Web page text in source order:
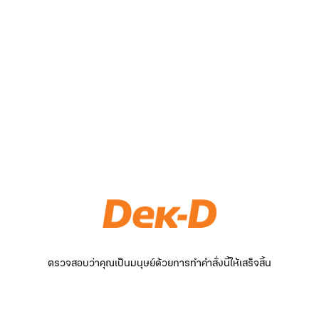
ตรวจสอบว่าคุณเป็นมนุษย์ด้วยการทำคำสั่งนี้ให้เสร็จสิ้น